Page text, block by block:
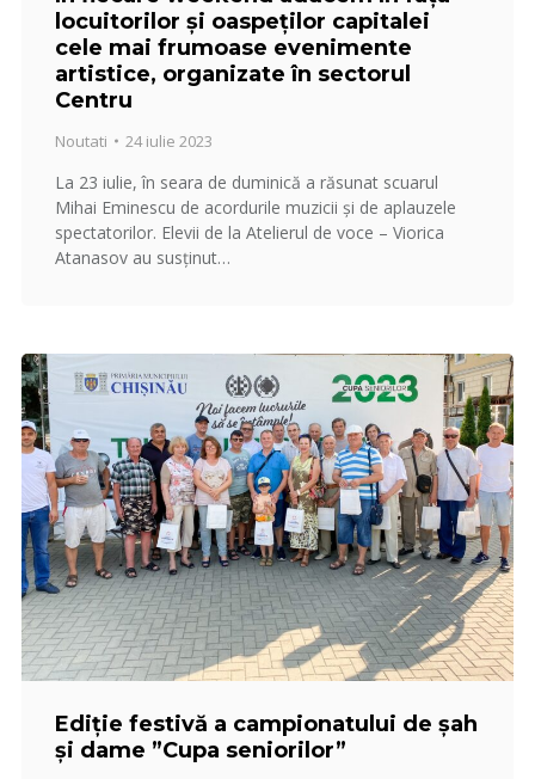
locuitorilor și oaspeților capitalei
cele mai frumoase evenimente
artistice, organizate în sectorul
Centru
Noutati 24 iulie 2023
La 23 iulie, în seara de duminică a răsunat scuarul
Mihai Eminescu de acordurile muzicii și de aplauzele
spectatorilor. Elevii de la Atelierul de voce – Viorica
Atanasov au susținut…
Ediție festivă a campionatului de șah
și dame ”Cupa seniorilor”